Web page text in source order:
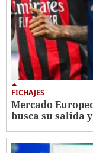
FICHAJES
Mercado
busca su salida